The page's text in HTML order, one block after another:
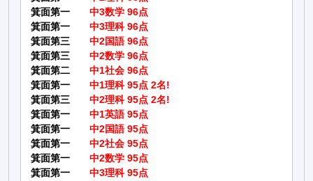
箕面第一
中3数学 96点
箕面第一
中3理科 96点
箕面第三
中2国語 96点
箕面第三
中2数学 96点
箕面第二
中1社会 96点
箕面第一
中1理科 95点 2名!
箕面第三
中2理科 95点 2名!
箕面第一
中1英語 95点
箕面第一
中2国語 95点
箕面第一
中2社会 95点
箕面第一
中2数学 95点
箕面第一
中3理科 95点